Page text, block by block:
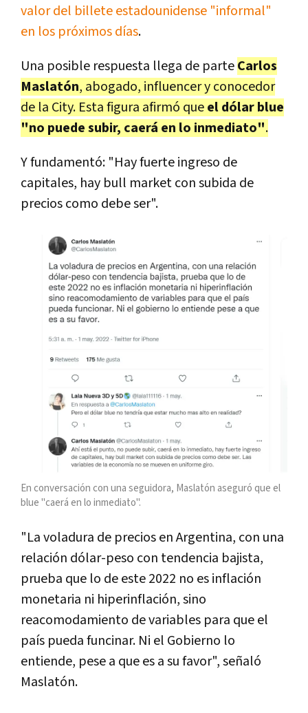
valor del billete estadounidense "informal"
en los próximos días.
Una posible respuesta llega de parteCarlos
Maslatón, abogado, influencer y conocedor
de la City. Esta figura afirmó queel dólar blue
"no puede subir, caerá en lo inmediato".
Y fundamentó: "Hay fuerte ingreso de
capitales, hay bull market con subida de
precios como debe ser".
En conversación con una seguidora, Maslatón aseguró que el
blue "caerá en lo inmediato".
"La voladura de precios en Argentina, con una
relación dólar-peso con tendencia bajista,
prueba que lo de este 2022 no es inflación
monetaria ni hiperinflación, sino
reacomodamiento de variables para que el
país pueda funcinar. Ni el Gobierno lo
entiende, pese a que es a su favor", señaló
Maslatón.